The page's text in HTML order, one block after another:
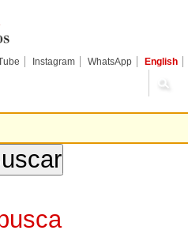
Instagram WhatsApp English